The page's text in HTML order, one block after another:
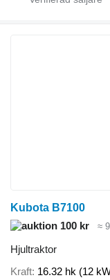
Kubota B7100
100 kr
≈
Hjultraktor
Kraft 16.32 hk (12